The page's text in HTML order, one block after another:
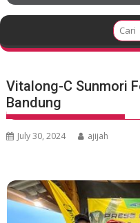
e
t
Vitalong-C Sunmori
Bandung
July 30, 2024 ajijah